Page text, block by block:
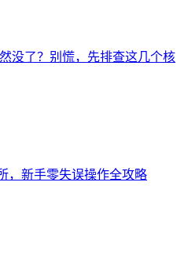
没了？别慌，先排查这几个核
，新手零失误操作全攻略